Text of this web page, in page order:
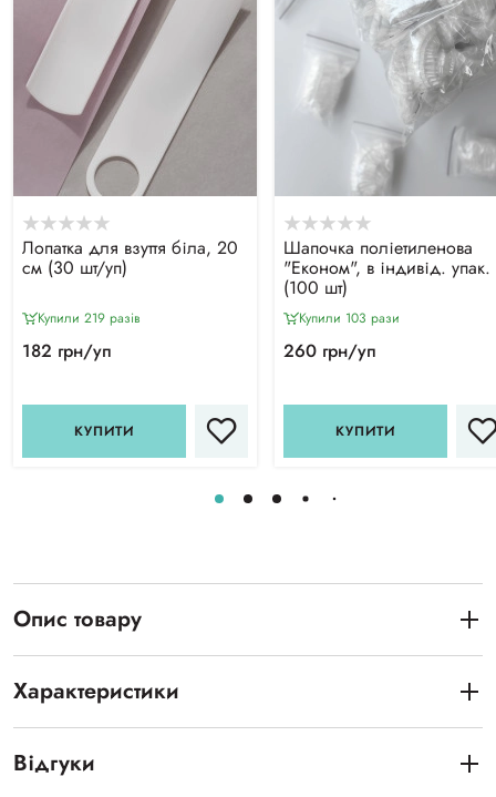
Лопатка для взуття біла, 20
см (30 шт/уп)
Купили 219 разiв
182 грн/уп
КУПИТИ
Шапочка поліетиленова
"Економ", в індивід. упак.
(100 шт)
Купили 103 рази
260 грн/уп
КУПИТИ
Опис товару
Характеристики
Відгуки